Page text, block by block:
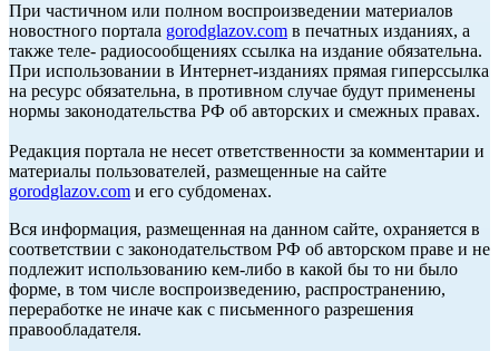
При частичном или полном воспроизведении материалов
новостного портала gorodglazov.com в печатных изданиях, а
также теле- радиосообщениях ссылка на издание обязательна.
При использовании в Интернет-изданиях прямая гиперссылка
на ресурс обязательна, в противном случае будут применены
нормы законодательства РФ об авторских и смежных правах.
Редакция портала не несет ответственности за комментарии и
материалы пользователей, размещенные на сайте
gorodglazov.com и его субдоменах.
Вся информация, размещенная на данном сайте, охраняется в
соответствии с законодательством РФ об авторском праве и не
подлежит использованию кем-либо в какой бы то ни было
форме, в том числе воспроизведению, распространению,
переработке не иначе как с письменного разрешения
правообладателя.